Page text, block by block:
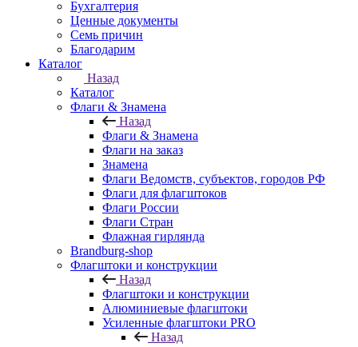
Бухгалтерия
Ценные документы
Семь причин
Благодарим
Каталог
Назад
Каталог
Флаги & Знамена
Назад
Флаги & Знамена
Флаги на заказ
Знамена
Флаги Ведомств, субъектов, городов РФ
Флаги для флагштоков
Флаги России
Флаги Стран
Флажная гирлянда
Brandburg-shop
Флагштоки и конструкции
Назад
Флагштоки и конструкции
Алюминиевые флагштоки
Усиленные флагштоки PRO
Назад